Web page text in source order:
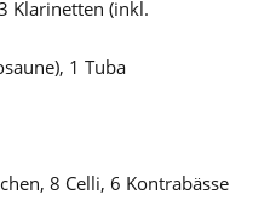
Klarinetten (inkl.
1 Tuba
8 Celli, 6 Kontrabässe